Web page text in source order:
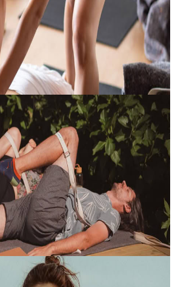
per accompagnarti in un percorso di
dal corpo e conduce verso una
Portogallo
la tua esperienza
infusi erboristici creati da te e, allo stesso
yoga che rispecchi davvero i tuoi
immersivo di 2,5 ore. Guidata da cauri...
per le date disponibili